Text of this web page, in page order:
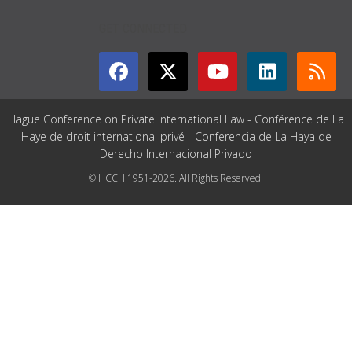
Hague Conference on Private International Law - Conférence de La
Haye de droit international privé - Conferencia de La Haya de
Derecho Internacional Privado
© HCCH 1951-2026. All Rights Reserved.